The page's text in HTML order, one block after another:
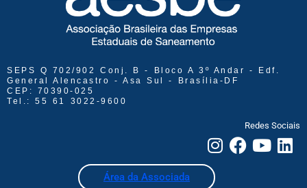
SEPS Q 702/902 Conj. B - Bloco A 3º Andar - Edf.
General Alencastro - Asa Sul - Brasília-DF
CEP: 70390-025
Tel.: 55 61 3022-9600
Redes Sociais
Área da Associada